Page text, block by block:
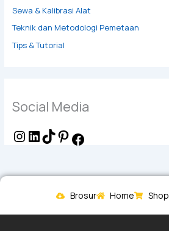
Sewa & Kalibrasi Alat
Teknik dan Metodologi Pemetaan
Tips & Tutorial
Social Media
Brosur Home Shop